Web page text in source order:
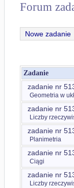
Forum
Nowe zadanie
Zadanie
zadanie nr
Geometria w
zadanie nr
Liczby
zadanie nr
Planimetria
zadanie nr
Ciągi
zadanie nr
Liczby